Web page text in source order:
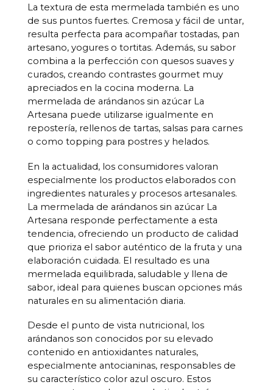
La textura de esta mermelada también es uno
de sus puntos fuertes. Cremosa y fácil de untar,
resulta perfecta para acompañar tostadas, pan
artesano, yogures o tortitas. Además, su sabor
combina a la perfección con quesos suaves y
curados, creando contrastes gourmet muy
apreciados en la cocina moderna. La
mermelada de arándanos sin azúcar La
Artesana puede utilizarse igualmente en
repostería, rellenos de tartas, salsas para carnes
o como topping para postres y helados.
En la actualidad, los consumidores valoran
especialmente los productos elaborados con
ingredientes naturales y procesos artesanales.
La mermelada de arándanos sin azúcar La
Artesana responde perfectamente a esta
tendencia, ofreciendo un producto de calidad
que prioriza el sabor auténtico de la fruta y una
elaboración cuidada. El resultado es una
mermelada equilibrada, saludable y llena de
sabor, ideal para quienes buscan opciones más
naturales en su alimentación diaria.
Desde el punto de vista nutricional, los
arándanos son conocidos por su elevado
contenido en antioxidantes naturales,
especialmente antocianinas, responsables de
su característico color azul oscuro. Estos